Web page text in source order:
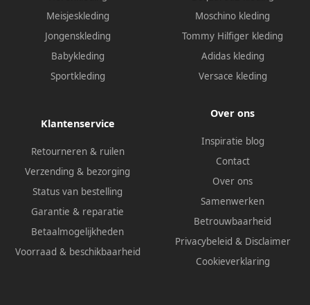
Meisjeskleding
Jongenskleding
Babykleding
Sportkleding
Moschino kleding
Tommy Hilfiger kleding
Adidas kleding
Versace kleding
Klantenservice
Retourneren & ruilen
Verzending & bezorging
Status van bestelling
Garantie & reparatie
Betaalmogelijkheden
Voorraad & beschikbaarheid
Over ons
Inspiratie blog
Contact
Over ons
Samenwerken
Betrouwbaarheid
Privacybeleid & Disclaimer
Cookieverklaring